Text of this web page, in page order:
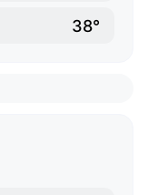
38°